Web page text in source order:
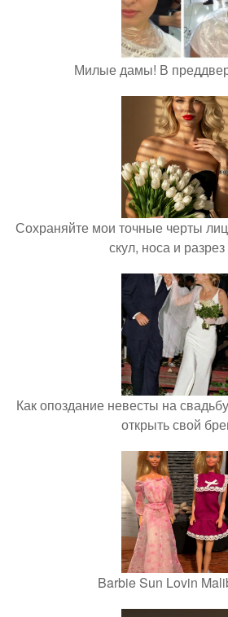
Милые дамы! В
Сохраняйте мои точные черты
скул, носа и разрез
Как опоздание невесты на
открыть свой
Barbie Sun Lovin